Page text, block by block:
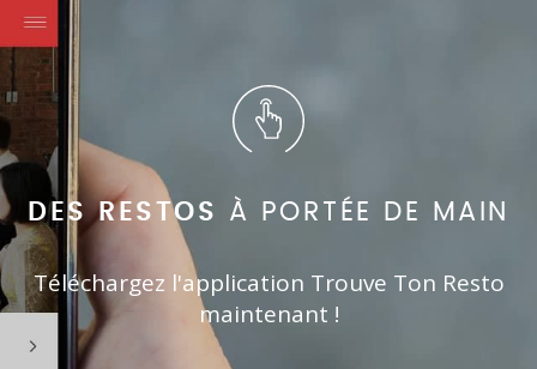
DES RESTOS À PORTÉE DE MAIN
Téléchargez l'application Trouve Ton Resto
maintenant !